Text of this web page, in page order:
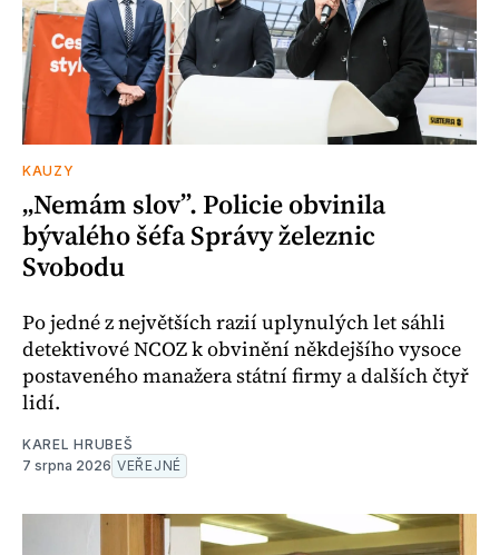
KAUZY
„Nemám slov”. Policie obvinila
bývalého šéfa Správy železnic
Svobodu
Po jedné z největších razií uplynulých let sáhli
detektivové NCOZ k obvinění někdejšího vysoce
postaveného manažera státní firmy a dalších čtyř
lidí.
KAREL HRUBEŠ
7 srpna 2026 VEŘEJNÉ